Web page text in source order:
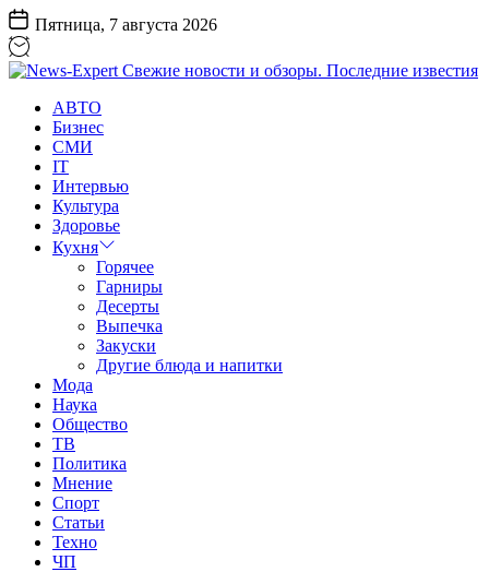
Перейти
к
содержанию
Пятница, 7 августа 2026
Expert
Свежие
новости
обзоры.
Последние
известия
АВТО
Бизнес
СМИ
IT
Интервью
Культура
Здоровье
Кухня
Горячее
Гарниры
Десерты
Выпечка
Закуски
Другие блюда и напитки
Мода
Наука
Общество
ТВ
Политика
Мнение
Спорт
Статьи
Техно
ЧП